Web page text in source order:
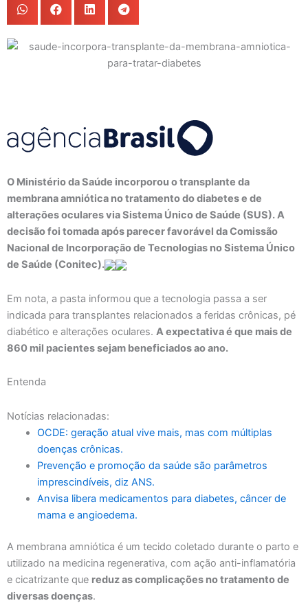
O Ministério da Saúde incorporou o transplante da
membrana amniótica no tratamento do diabetes e de
alterações oculares via Sistema Único de Saúde (SUS). A
decisão foi tomada após parecer favorável da Comissão
Nacional de Incorporação de Tecnologias no Sistema Único
de Saúde (Conitec).
Em nota, a pasta informou que a tecnologia passa a ser
indicada para transplantes relacionados a feridas crônicas, pé
diabético e alterações oculares. A expectativa é que mais de
860 mil pacientes sejam beneficiados ao ano.
Entenda
Notícias relacionadas:
OCDE: geração atual vive mais, mas com múltiplas
doenças crônicas.
Prevenção e promoção da saúde são parâmetros
imprescindíveis, diz ANS.
Anvisa libera medicamentos para diabetes, câncer de
mama e angioedema.
A membrana amniótica é um tecido coletado durante o parto e
utilizado na medicina regenerativa, com ação anti-inflamatória
e cicatrizante que reduz as complicações no tratamento de
diversas doenças.